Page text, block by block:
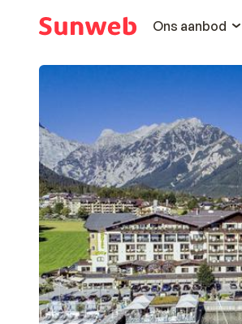
Ons aanbod